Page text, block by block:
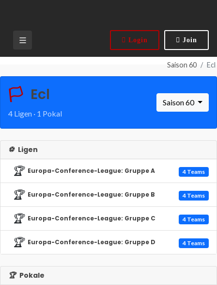
Login Join
Saison 60 Ecl
🏳️ Ecl
4 Ligen · 1 Pokal
Saison 60
⚽ Ligen
🏆 Europa-Conference-League: Gruppe A 4 Teams
🏆 Europa-Conference-League: Gruppe B 4 Teams
🏆 Europa-Conference-League: Gruppe C 4 Teams
🏆 Europa-Conference-League: Gruppe D 4 Teams
🏆 Pokale